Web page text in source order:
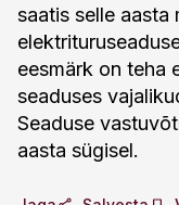
saatis selle aasta
eesmärk on teha
seaduses
Seaduse
aasta sügisel.